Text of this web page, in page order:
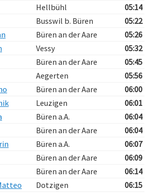
Hellbühl
05:14
Busswil b. Büren
05:22
Büren an der Aare
05:26
Vessy
05:32
Büren an der Aare
05:45
Aegerten
05:56
Büren an der Aare
06:00
Leuzigen
06:01
Büren a.A.
06:04
Büren an der Aare
06:04
Büren a.A.
06:07
Büren an der Aare
06:09
Büren an der Aare
06:14
Dotzigen
06:15